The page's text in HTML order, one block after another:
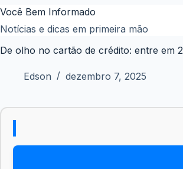
Pular
para
conteúdo
Você Bem Informado
Notícias e dicas em primeira mão
De olho no cartão de crédito: entre em
Edson dezembro 7, 2025